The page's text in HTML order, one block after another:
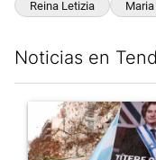
Reina Letizia
Noticias en
Un artículo de